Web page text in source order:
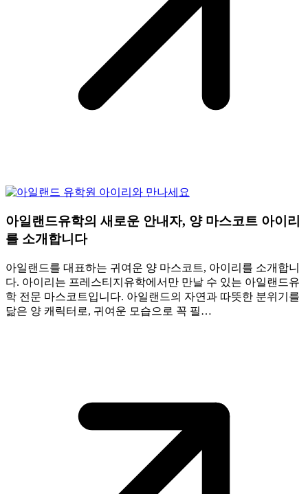
아일랜드유학의 새로운 안내자, 양 마스코트 아이리
를 소개합니다
아일랜드를 대표하는 귀여운 양 마스코트, 아이리를 소개합니
다. 아이리는 프레스티지유학에서만 만날 수 있는 아일랜드유
학 전문 마스코트입니다. 아일랜드의 자연과 따뜻한 분위기를
닮은 양 캐릭터로, 귀여운 모습으로 꼭 필…